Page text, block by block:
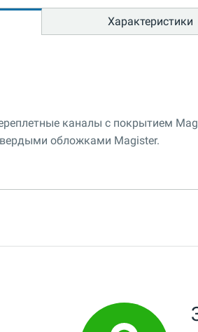
Характеристики
каналы с покрытием
обложками Magister.